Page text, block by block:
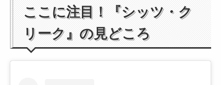
ここに注目！『シッツ・ク
リーク』の見どころ